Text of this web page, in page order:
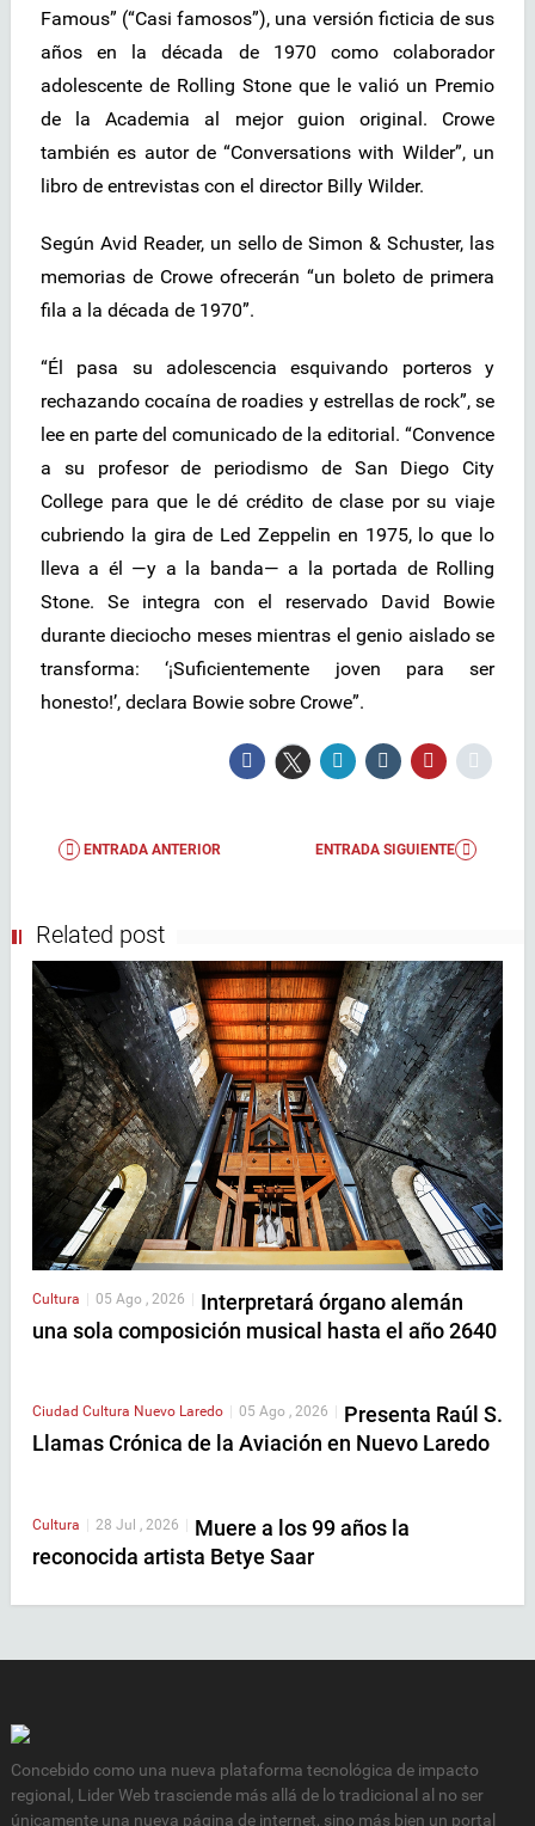
Famous” (“Casi famosos”), una versión ficticia de sus
años en la década de 1970 como colaborador
adolescente de Rolling Stone que le valió un Premio
de la Academia al mejor guion original. Crowe
también es autor de “Conversations with Wilder”, un
libro de entrevistas con el director Billy Wilder.
Según Avid Reader, un sello de Simon & Schuster, las
memorias de Crowe ofrecerán “un boleto de primera
fila a la década de 1970”.
“Él pasa su adolescencia esquivando porteros y
rechazando cocaína de roadies y estrellas de rock”, se
lee en parte del comunicado de la editorial. “Convence
a su profesor de periodismo de San Diego City
College para que le dé crédito de clase por su viaje
cubriendo la gira de Led Zeppelin en 1975, lo que lo
lleva a él —y a la banda— a la portada de Rolling
Stone. Se integra con el reservado David Bowie
durante dieciocho meses mientras el genio aislado se
transforma: ‘¡Suficientemente joven para ser
honesto!’, declara Bowie sobre Crowe”.
ENTRADA ANTERIOR ENTRADA SIGUIENTE
Related post
Cultura 05 Ago , 2026
Interpretará órgano alemán
una sola composición musical hasta el año 2640
Ciudad Cultura Nuevo Laredo 05 Ago , 2026
Presenta Raúl S.
Llamas Crónica de la Aviación en Nuevo Laredo
Cultura 28 Jul , 2026
Muere a los 99 años la
reconocida artista Betye Saar
Concebido como una nueva plataforma tecnológica de impacto
regional, Lider Web trasciende más allá de lo tradicional al no ser
únicamente una nueva página de internet, sino más bien un portal